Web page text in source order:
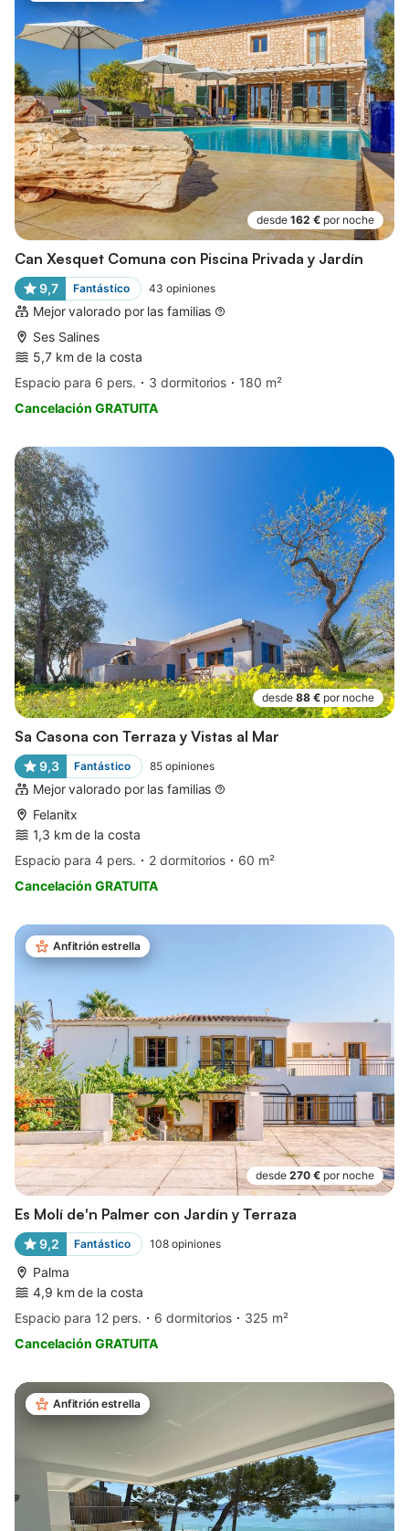
desde 162 € por noche
Can Xesquet Comuna con Piscina Privada y Jardín
9,7 Fantástico 43 opiniones
Mejor valorado por las familias
Ses Salines
5,7 km de la costa
Espacio para 6 pers.
3 dormitorios
180 m²
Cancelación GRATUITA
desde 88 € por noche
Sa Casona con Terraza y Vistas al Mar
9,3 Fantástico 85 opiniones
Mejor valorado por las familias
Felanitx
1,3 km de la costa
Espacio para 4 pers.
2 dormitorios
60 m²
Cancelación GRATUITA
Anfitrión estrella
desde 270 € por noche
Es Molí de'n Palmer con Jardín y Terraza
9,2 Fantástico 108 opiniones
Palma
4,9 km de la costa
Espacio para 12 pers.
6 dormitorios
325 m²
Cancelación GRATUITA
Anfitrión estrella